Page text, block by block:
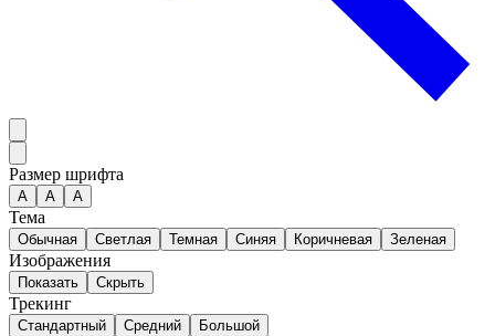
Размер шрифта
А A A
Тема
Обычная Светлая Темная Синяя Коричневая Зеленая
Изображения
Показать Скрыть
Трекинг
Стандартный Средний Большой